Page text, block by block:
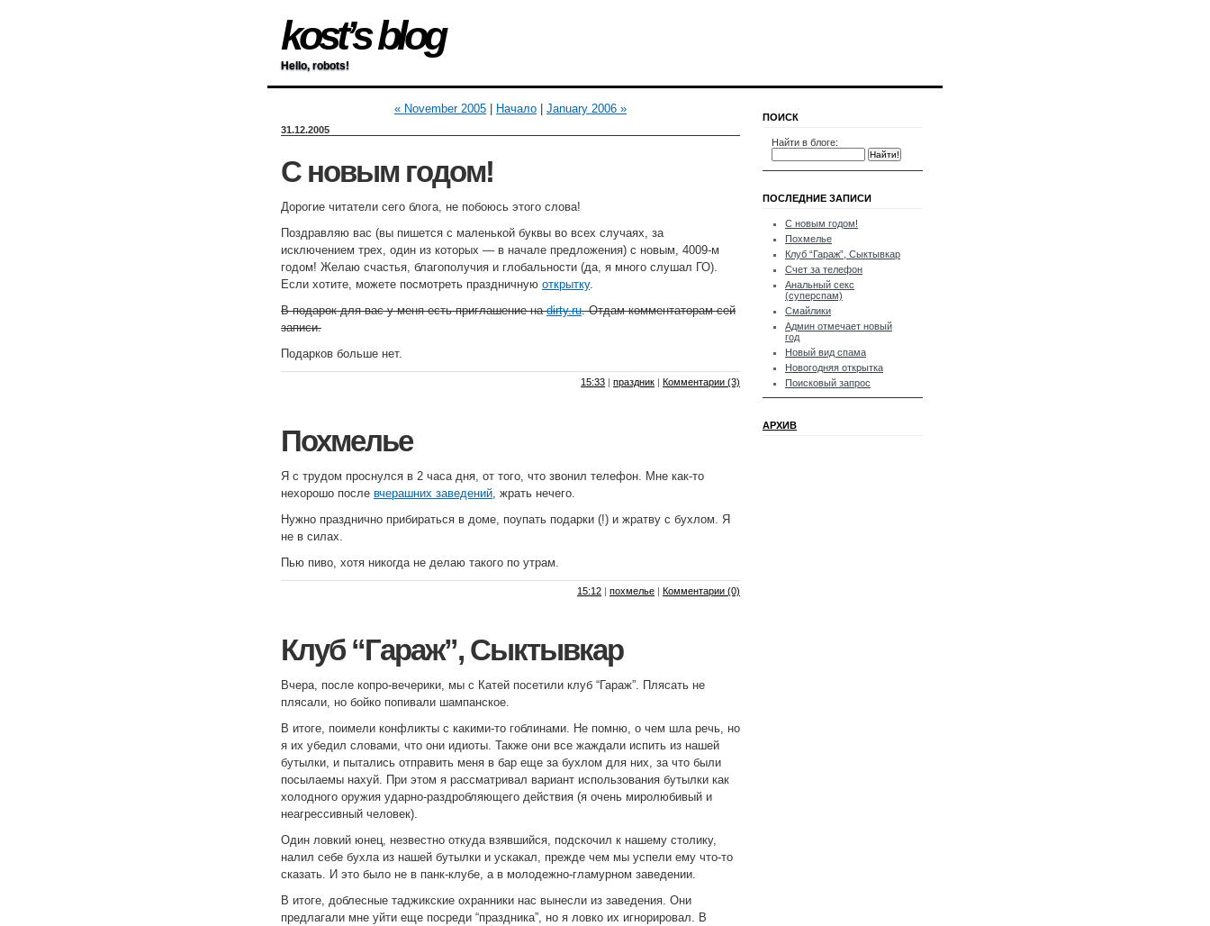
kost’s blog
Hello, robots!
« November 2005 Начало January 2006 »
31.12.2005
С новым годом!
Дорогие читатели сего блога, не побоюсь этого слова!
Поздравляю вас (вы пишется с маленькой буквы во всех случаях, за
исключением трех, один из которых — в начале предложения) с новым, 4009-м
годом! Желаю счастья, благополучия и глобальности (да, я много слушал ГО).
Если хотите, можете посмотреть праздничную открытку.
В подарок для вас у меня есть приглaшениe наdirty.ru. Отдам комментаторам сей
записи.
Подарков больше нет.
15:33 | праздник | Комментарии (3)
Похмелье
Я с трудом проснулся в 2 часа дня, от того, что звонил телефон. Мне как-то
нехорошо после вчерашних заведений, жрать нечего.
Нужно празднично прибираться в доме, поупать подарки (!) и жратву с бухлом. Я
не в силах.
Пью пиво, хотя никогда не делаю такого по утрам.
15:12 | похмелье | Комментарии (0)
Клуб “Гараж”, Сыктывкар
Вчера, после копро-вечерики, мы с Катей посетили клуб “Гараж”. Плясать не
плясали, но бойко попивали шампанское.
В итоге, поимели конфликты с какими-то гоблинами. Не помню, о чем шла речь, но
я их убедил словами, что они идиоты. Также они все жаждали испить из нашей
бутылки, и пытались отправить меня в бар еще за бухлом для них, за что были
посылаемы нахуй. При этом я рассматривал вариант использования бутылки как
холодного оружия ударно-раздробляющего действия (я очень миролюбивый и
неагрессивный человек).
Один ловкий юнец, незвестно откуда взявшийся, подскочил к нашему столику,
налил себе бухла из нашей бутылки и ускакал, прежде чем мы успели ему что-то
сказать. И это было не в панк-клубе, а в молодежно-гламурном заведении.
В итоге, доблесные таджикские охранники нас вынесли из заведения. Они
предлагали мне уйти еще посреди “праздника”, но я ловко их игнорировал. В
ПОИСК
Найти в блоге:
ПОСЛЕДНИЕ ЗАПИСИ
С новым годом!
Похмелье
Клуб “Гараж”, Сыктывкар
Счет за телефон
Анальный секс
(суперспам)
Смайлики
Админ отмечает новый
год
Новый вид спама
Новогодняя открытка
Поисковый запрос
АРХИВ